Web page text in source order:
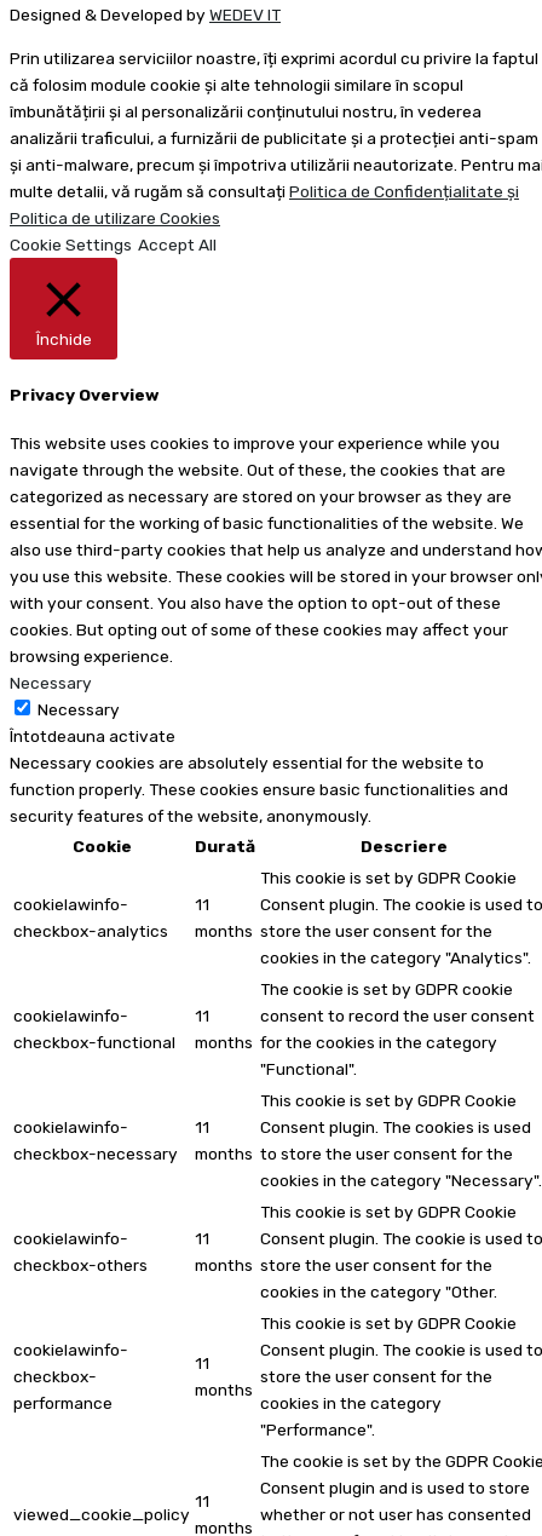
Designed & Developed by WEDEV IT
Prin utilizarea serviciilor noastre, îți exprimi acordul cu privire la faptul
că folosim module cookie și alte tehnologii similare în scopul
îmbunătățirii și al personalizării conținutului nostru, în vederea
analizării traficului, a furnizării de publicitate și a protecției anti-spam
și anti-malware, precum și împotriva utilizării neautorizate. Pentru
multe detalii, vă rugăm să consultați Politica de Confidențialitate și
Politica de utilizare Cookies
Cookie Settings Accept All
Închide
Privacy Overview
This website uses cookies to improve your experience while you
navigate through the website. Out of these, the cookies that are
categorized as necessary are stored on your browser as they are
essential for the working of basic functionalities of the website. We
also use third-party cookies that help us analyze and understand
you use this website. These cookies will be stored in your browser
with your consent. You also have the option to opt-out of these
cookies. But opting out of some of these cookies may affect your
browsing experience.
Necessary
Necessary
Întotdeauna activate
Necessary cookies are absolutely essential for the website to
function properly. These cookies ensure basic functionalities and
security features of the website, anonymously.
Cookie
Durată Descriere
cookielawinfo-
checkbox-analytics
11
months
This cookie is set by GDPR Cookie
Consent plugin. The cookie is used to
store the user consent for the
cookies in the category "Analytics".
cookielawinfo-
checkbox-functional
11
months
The cookie is set by GDPR cookie
consent to record the user consent
for the cookies in the category
"Functional".
cookielawinfo-
checkbox-necessary
11
months
This cookie is set by GDPR Cookie
Consent plugin. The cookies is used
to store the user consent for the
cookies in the category "Necessary".
cookielawinfo-
checkbox-others
11
months
This cookie is set by GDPR Cookie
Consent plugin. The cookie is used to
store the user consent for the
cookies in the category "Other.
cookielawinfo-
checkbox-
performance
11
months
This cookie is set by GDPR Cookie
Consent plugin. The cookie is used to
store the user consent for the
cookies in the category
"Performance".
viewed_cookie_policy
11
months
The cookie is set by the GDPR
Consent plugin and is used to store
whether or not user has consented